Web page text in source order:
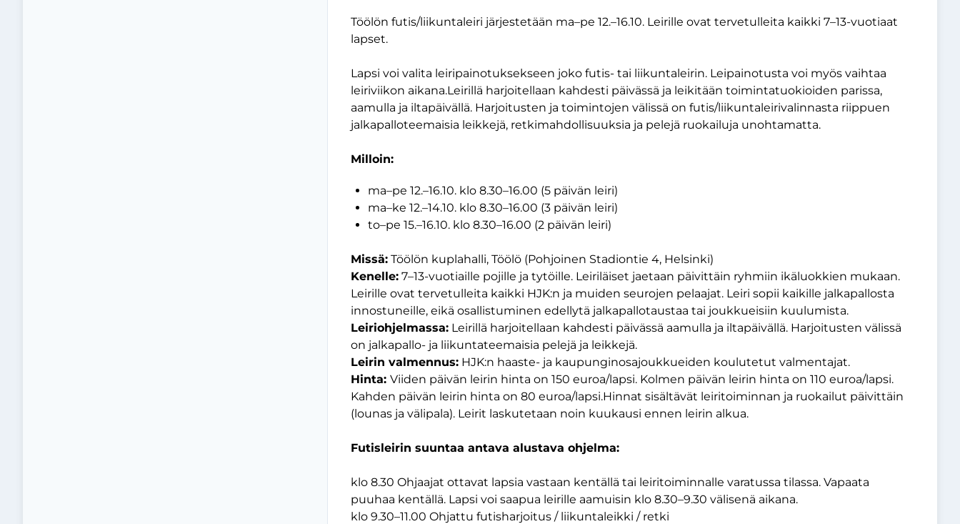
Töölön futis/liikuntaleiri järjestetään ma–pe 12.–16.10. Leirille ovat tervetulleita kaikki 7–13-vuotiaat
lapset.
Lapsi voi valita leiripainotuksekseen joko futis- tai liikuntaleirin. Leipainotusta voi myös vaihtaa
leiriviikon aikana.Leirillä harjoitellaan kahdesti päivässä ja leikitään toimintatuokioiden parissa,
aamulla ja iltapäivällä. Harjoitusten ja toimintojen välissä on futis/liikuntaleirivalinnasta riippuen
jalkapalloteemaisia leikkejä, retkimahdollisuuksia ja pelejä ruokailuja unohtamatta.
Milloin:
ma–pe 12.–16.10. klo 8.30–16.00 (5 päivän leiri)
ma–ke 12.–14.10. klo 8.30–16.00 (3 päivän leiri)
to–pe 15.–16.10. klo 8.30–16.00 (2 päivän leiri)
Missä:Töölön kuplahalli, Töölö (Pohjoinen Stadiontie 4, Helsinki)
Kenelle:7–13-vuotiaille pojille ja tytöille. Leiriläiset jaetaan päivittäin ryhmiin ikäluokkien mukaan.
Leirille ovat tervetulleita kaikki HJK:n ja muiden seurojen pelaajat. Leiri sopii kaikille jalkapallosta
innostuneille, eikä osallistuminen edellytä jalkapallotaustaa tai joukkueisiin kuulumista.
Leiriohjelmassa:Leirillä harjoitellaan kahdesti päivässä aamulla ja iltapäivällä. Harjoitusten välissä
on jalkapallo- ja liikuntateemaisia pelejä ja leikkejä.
Leirin valmennus:HJK:n haaste- ja kaupunginosajoukkueiden koulutetut valmentajat.
Hinta: Viiden päivän leirin hinta on 150 euroa/lapsi. Kolmen päivän leirin hinta on 110 euroa/lapsi.
Kahden päivän leirin hinta on 80 euroa/lapsi.Hinnat sisältävät leiritoiminnan ja ruokailut päivittäin
(lounas ja välipala). Leirit laskutetaan noin kuukausi ennen leirin alkua.
Futisleirin suuntaa antava alustava ohjelma:
klo 8.30 Ohjaajat ottavat lapsia vastaan kentällä tai leiritoiminnalle varatussa tilassa. Vapaata
puuhaa kentällä. Lapsi voi saapua leirille aamuisin klo 8.30–9.30 välisenä aikana.
klo 9.30–11.00 Ohjattu futisharjoitus / liikuntaleikki / retki